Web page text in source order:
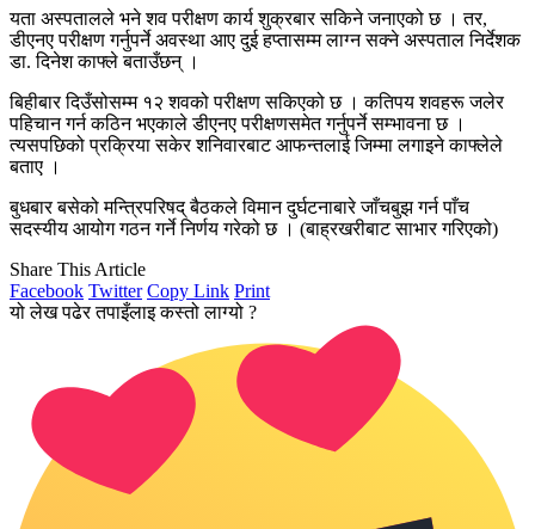
यता अस्पतालले भने शव परीक्षण कार्य शुक्रबार सकिने जनाएको छ । तर,
डीएनए परीक्षण गर्नुपर्ने अवस्था आए दुई हप्तासम्म लाग्न सक्ने अस्पताल निर्देशक
डा. दिनेश काफ्ले बताउँछन् ।
बिहीबार दिउँसोसम्म १२ शवको परीक्षण सकिएको छ । कतिपय शवहरू जलेर
पहिचान गर्न कठिन भएकाले डीएनए परीक्षणसमेत गर्नुपर्ने सम्भावना छ ।
त्यसपछिको प्रक्रिया सकेर शनिवारबाट आफन्तलाई जिम्मा लगाइने काफ्लेले
बताए ।
बुधबार बसेको मन्त्रिपरिषद् बैठकले विमान दुर्घटनाबारे जाँचबुझ गर्न पाँच
सदस्यीय आयोग गठन गर्ने निर्णय गरेको छ । (बाह्रखरीबाट साभार गरिएको)
Share This Article
Facebook Twitter Copy Link Print
यो लेख पढेर तपाइँलाइ कस्तो लाग्यो ?